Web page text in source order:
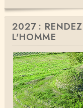
2027 :
L'HOMME